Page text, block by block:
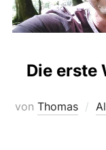
Die erste
von Thomas